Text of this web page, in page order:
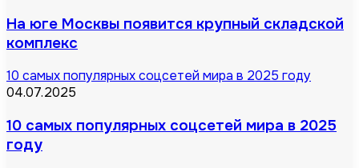
На юге Москвы появится крупный складской
комплекс
10 самых популярных соцсетей мира в 2025 году
04.07.2025
10 самых популярных соцсетей мира в 2025
году